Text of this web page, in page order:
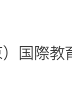
国際教